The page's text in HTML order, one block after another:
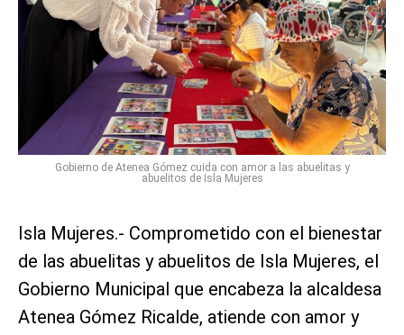
Gobierno de Atenea Gómez cuida con amor a las abuelitas y
abuelitos de Isla Mujeres
Isla Mujeres.- Comprometido con el bienestar
de las abuelitas y abuelitos de Isla Mujeres, el
Gobierno Municipal que encabeza la alcaldesa
Atenea Gómez Ricalde, atiende con amor y